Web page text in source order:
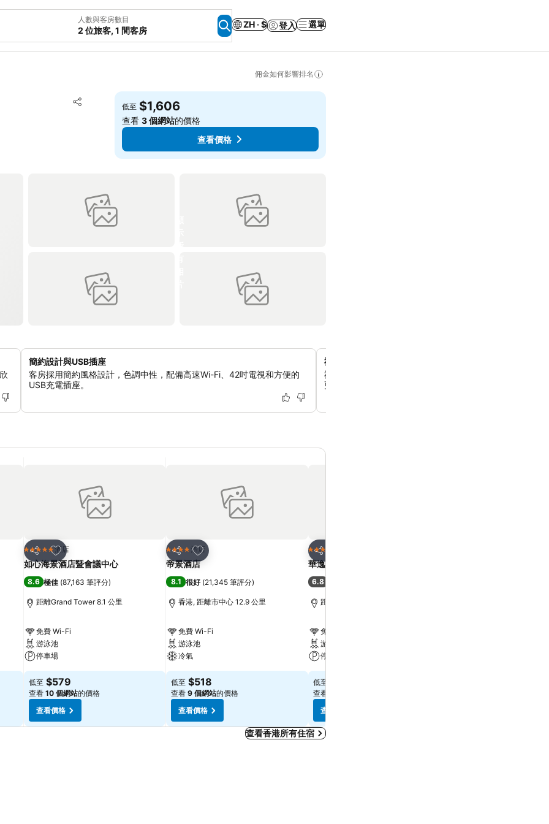
人數與客房數目
2 位旅客, 1 間客房
ZH · $ 登入 選單
佣金如何影響排名
分享
放到收藏夾
低至 $1,606
查看3 個網站的價格
查看價格
簡約設計與USB插座
客房採用簡約風格設計，色調中性，配備高速Wi-Fi、42吋電視和方便的
USB充電插座。
禮賓服務與旅遊協助
禮賓部會協助你租車、安排觀光行程和旅遊活動，讓你在
更輕鬆。
分享
放到收藏夾
5 星級 酒店
如心海景酒店暨會議中心
8.6 極佳 (87,163 筆評分)
距離Grand Tower 8.1 公里
免費 Wi-Fi
游泳池
停車場
低至 $579
查看 10 個網站的價格
查看價格
分享
放到收藏夾
4 星級 酒店
帝景酒店
8.1 很好 (21,345 筆評分)
香港, 距離市中心 12.9 公里
免費 Wi-Fi
游泳池
冷氣
低至 $518
查看 9 個網站的價格
查看價格
分享
3 星級
華逸酒店
6.8
距離Grand Tower 6.7 公里
免費 Wi-Fi
游泳池
停車場
低至
查看
查看價格
查看香港所有住宿